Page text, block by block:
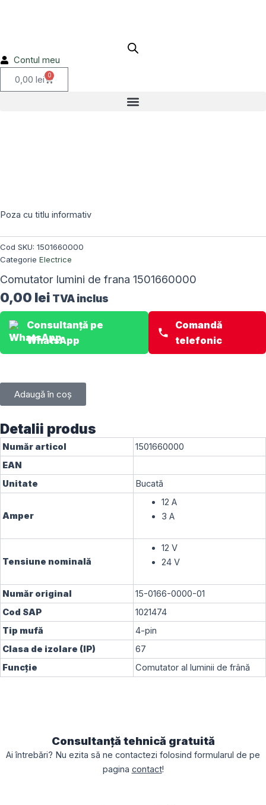
Contul meu
0,00 lei 0
Cart
Poza cu titlu informativ
Cod SKU: 1501660000
Categorie Electrice
Comutator lumini de frana 1501660000
0,00 lei TVA inclus
Consultanță pe
WhatsApp
Comandă
telefonic
Adaugă în coș
Detalii produs
Număr articol
1501660000
EAN
Unitate
Bucată
Amper
12 A
3 A
Tensiune nominală
12 V
24 V
Număr original
15-0166-0000-01
Cod SAP
1021474
Tip mufă
4-pin
Clasa de izolare (IP)
67
Funcție
Comutator al luminii de frână
Consultanță tehnică gratuită
Ai întrebări? Nu ezita să ne contactezi folosind formularul de pe
pagina contact!